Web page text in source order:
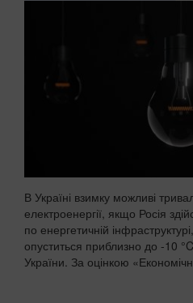
В Україні взимку можливі
електроенергії, якщо Росія
по енергетичній
опуститься приблизно до -10
України. За оцінкою